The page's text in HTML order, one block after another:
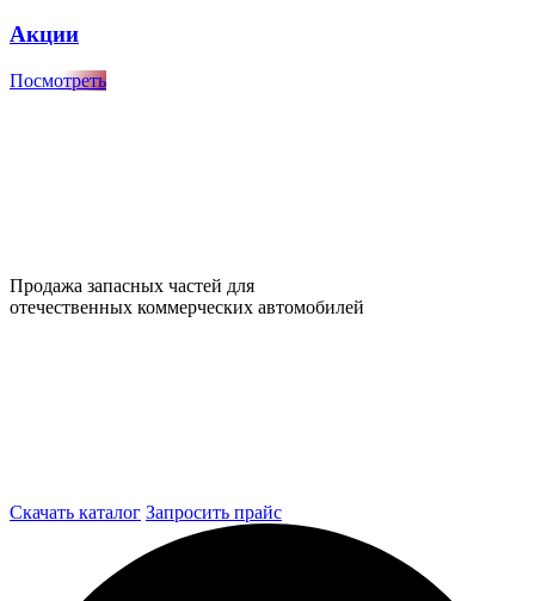
Акции
Посмотреть
Продажа запасных частей для
отечественных коммерческих автомобилей
Скачать каталог Запросить прайс